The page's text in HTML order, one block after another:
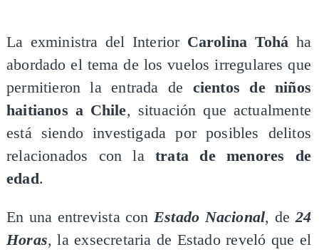
La exministra del Interior Carolina Tohá ha
abordado el tema de los vuelos irregulares que
permitieron la entrada de cientos de niños
haitianos a Chile, situación que actualmente
está siendo investigada por posibles delitos
relacionados con latrata de menores de
edad.
En una entrevista con Estado Nacional, de 24
Horas, la exsecretaria de Estado reveló que el